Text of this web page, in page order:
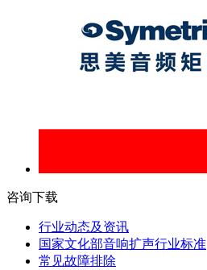
咨询下载
行业动态及资讯
国家文化部音响扩声行业标准
常见故障排除